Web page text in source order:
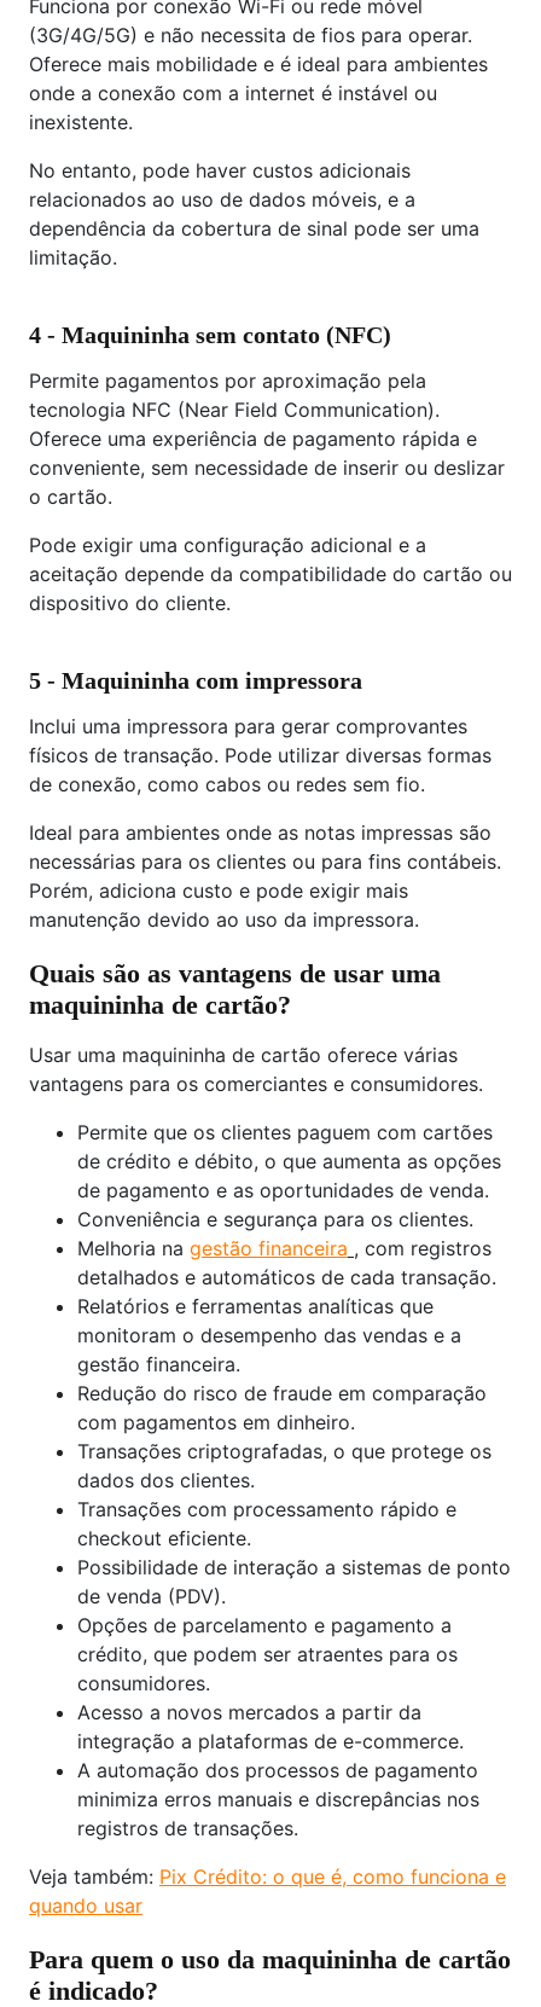
Funciona por conexão Wi-Fi ou rede móvel
(3G/4G/5G) e não necessita de fios para operar.
Oferece mais mobilidade e é ideal para ambientes
onde a conexão com a internet é instável ou
inexistente.
No entanto, pode haver custos adicionais
relacionados ao uso de dados móveis, e a
dependência da cobertura de sinal pode ser uma
limitação.
4 - Maquininha sem contato (NFC)
Permite pagamentos por aproximação pela
tecnologia NFC (Near Field Communication).
Oferece uma experiência de pagamento rápida e
conveniente, sem necessidade de inserir ou deslizar
o cartão.
Pode exigir uma configuração adicional e a
aceitação depende da compatibilidade do cartão ou
dispositivo do cliente.
5 - Maquininha com impressora
Inclui uma impressora para gerar comprovantes
físicos de transação. Pode utilizar diversas formas
de conexão, como cabos ou redes sem fio.
Ideal para ambientes onde as notas impressas são
necessárias para os clientes ou para fins contábeis.
Porém, adiciona custo e pode exigir mais
manutenção devido ao uso da impressora.
Quais são as vantagens de usar uma
maquininha de cartão?
Usar uma maquininha de cartão oferece várias
vantagens para os comerciantes e consumidores.
Permite que os clientes paguem com cartões
de crédito e débito, o que aumenta as opções
de pagamento e as oportunidades de venda.
Conveniência e segurança para os clientes.
Melhoria na gestão financeira , com registros
detalhados e automáticos de cada transação.
Relatórios e ferramentas analíticas que
monitoram o desempenho das vendas e a
gestão financeira.
Redução do risco de fraude em comparação
com pagamentos em dinheiro.
Transações criptografadas, o que protege os
dados dos clientes.
Transações com processamento rápido e
checkout eficiente.
Possibilidade de interação a sistemas de ponto
de venda (PDV).
Opções de parcelamento e pagamento a
crédito, que podem ser atraentes para os
consumidores.
Acesso a novos mercados a partir da
integração a plataformas de e-commerce.
A automação dos processos de pagamento
minimiza erros manuais e discrepâncias nos
registros de transações.
Veja também: Pix Crédito: o que é, como funciona e
quando usar
Para quem o uso da maquininha de cartão
é indicado?